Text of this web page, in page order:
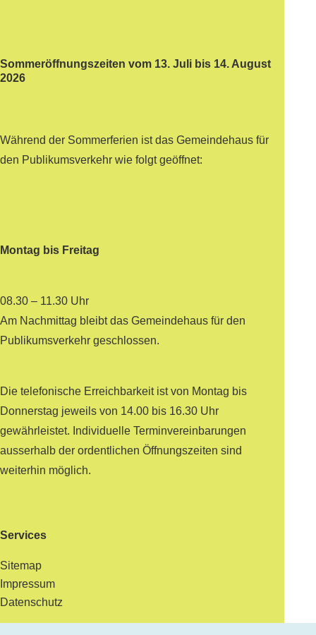
Sommeröffnungszeiten vom 13. Juli bis 14. August
2026
Während der Sommerferien ist das Gemeindehaus für
den Publikumsverkehr wie folgt geöffnet:
Montag bis Freitag
08.30 – 11.30 Uhr
Am Nachmittag bleibt das Gemeindehaus für den
Publikumsverkehr geschlossen.
Die telefonische Erreichbarkeit ist von Montag bis
Donnerstag jeweils von 14.00 bis 16.30 Uhr
gewährleistet. Individuelle Terminvereinbarungen
ausserhalb der ordentlichen Öffnungszeiten sind
weiterhin möglich.
Services
Sitemap
Impressum
Datenschutz